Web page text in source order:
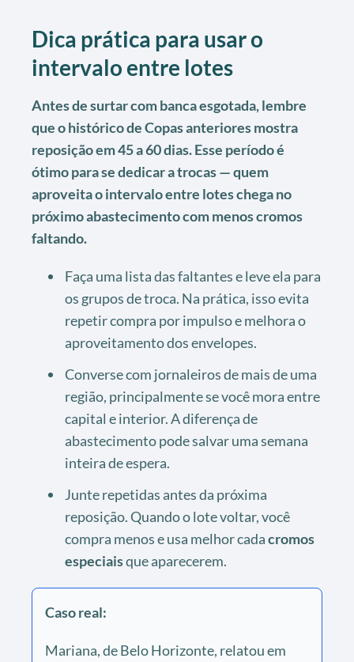
Dica prática para usar o
intervalo entre lotes
Antes de surtar com banca esgotada, lembre
que o histórico de Copas anteriores mostra
reposição em 45 a 60 dias. Esse período é
ótimo para se dedicar a trocas — quem
aproveita o intervalo entre lotes chega no
próximo abastecimento com menos cromos
faltando.
Faça uma lista das faltantes e leve ela para
os grupos de troca. Na prática, isso evita
repetir compra por impulso e melhora o
aproveitamento dos envelopes.
Converse com jornaleiros de mais de uma
região, principalmente se você mora entre
capital e interior. A diferença de
abastecimento pode salvar uma semana
inteira de espera.
Junte repetidas antes da próxima
reposição. Quando o lote voltar, você
compra menos e usa melhor cadacromos
especiaisque aparecerem.
Caso real:
Mariana, de Belo Horizonte, relatou em